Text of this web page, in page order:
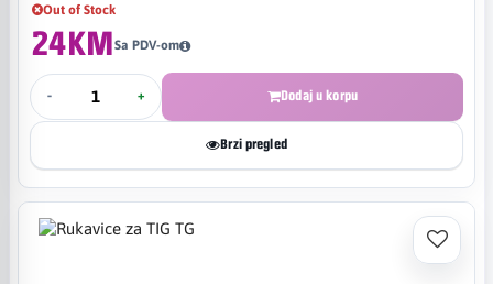
Out of Stock
24KMSa PDV-om
- + Dodaj u korpu
Brzi pregled